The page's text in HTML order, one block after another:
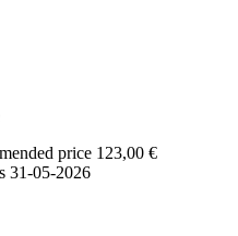
price 123,00 €
31-05-2026